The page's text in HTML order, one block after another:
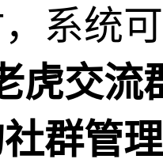
系统
虎交流
群管